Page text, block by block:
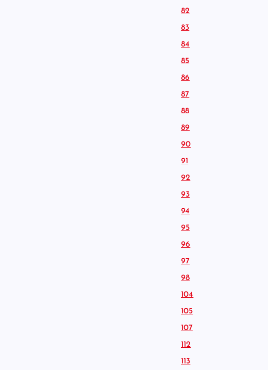
82
83
84
85
86
87
88
89
90
91
92
93
94
95
96
97
98
104
105
107
112
113